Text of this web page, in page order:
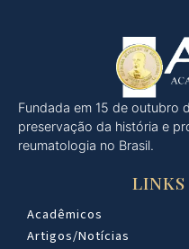
Fundada em 15 de outubro
preservação da história e
reumatologia no Brasil.
Acadêmicos
Artigos/Notícias